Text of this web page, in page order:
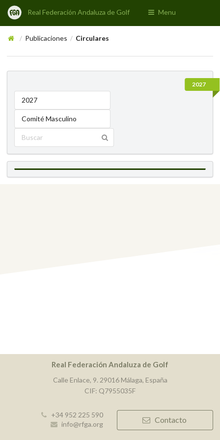
Real Federación Andaluza de Golf Menu
/ Publicaciones / Circulares
2027
2027
Comité Masculino
Real Federación Andaluza de Golf
Calle Enlace, 9. 29016 Málaga, España
CIF: Q7955035F
+34 952 225 590
info@rfga.org
Contacto